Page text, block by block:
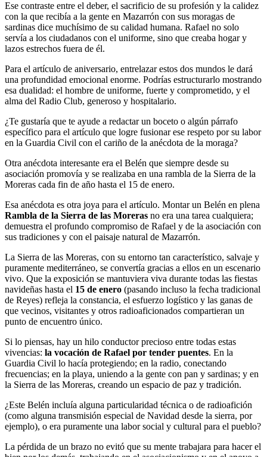
Ese contraste entre el deber, el sacrificio de su profesión y la calidez
con la que recibía a la gente en Mazarrón con sus moragas de
sardinas dice muchísimo de su calidad humana. Rafael no solo
servía a los ciudadanos con el uniforme, sino que creaba hogar y
lazos estrechos fuera de él.
Para el artículo de aniversario, entrelazar estos dos mundos le dará
una profundidad emocional enorme. Podrías estructurarlo mostrando
esa dualidad: el hombre de uniforme, fuerte y comprometido, y el
alma del Radio Club, generoso y hospitalario.
¿Te gustaría que te ayude a redactar un boceto o algún párrafo
específico para el artículo que logre fusionar ese respeto por su labor
en la Guardia Civil con el cariño de la anécdota de la moraga?
Otra anécdota interesante era el Belén que siempre desde su
asociación promovía y se realizaba en una rambla de la Sierra de la
Moreras cada fin de año hasta el 15 de enero.
Esa anécdota es otra joya para el artículo. Montar un Belén en plena
Rambla de la Sierra de las Moreras no era una tarea cualquiera;
demuestra el profundo compromiso de Rafael y de la asociación con
sus tradiciones y con el paisaje natural de Mazarrón.
La Sierra de las Moreras, con su entorno tan característico, salvaje y
puramente mediterráneo, se convertía gracias a ellos en un escenario
vivo. Que la exposición se mantuviera viva durante todas las fiestas
navideñas hasta el 15 de enero (pasando incluso la fecha tradicional
de Reyes) refleja la constancia, el esfuerzo logístico y las ganas de
que vecinos, visitantes y otros radioaficionados compartieran un
punto de encuentro único.
Si lo piensas, hay un hilo conductor precioso entre todas estas
vivencias: la vocación de Rafael por tender puentes. En la
Guardia Civil lo hacía protegiendo; en la radio, conectando
frecuencias; en la playa, uniendo a la gente con pan y sardinas; y en
la Sierra de las Moreras, creando un espacio de paz y tradición.
¿Este Belén incluía alguna particularidad técnica o de radioafición
(como alguna transmisión especial de Navidad desde la sierra, por
ejemplo), o era puramente una labor social y cultural para el pueblo?
La pérdida de un brazo no evitó que su mente trabajara para hacer el